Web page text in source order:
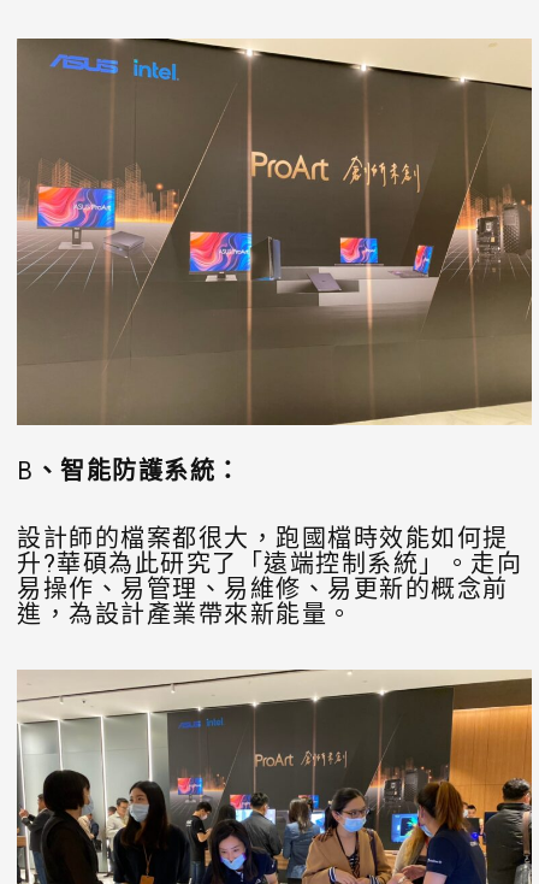
B 、智能防護系統：
設計師的檔案都很大，跑國檔時效能如何提
升?華碩為此研究了「遠端控制系統」。走向
易操作、易管理、易維修、易更新的概念前
進，為設計產業帶來新能量。